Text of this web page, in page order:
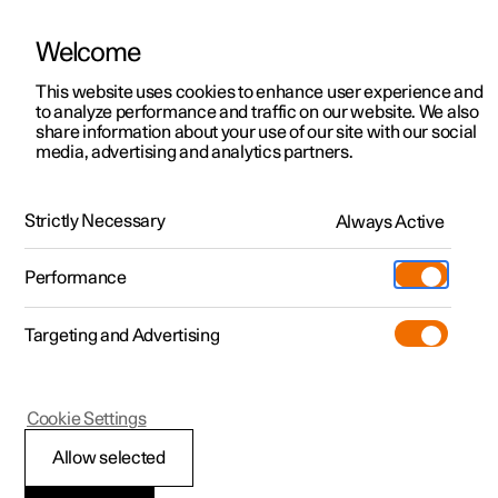
Polestar 2
Polestar 3
Polestar 4
Pre-owned
Shop
Meer
Testrit
Aanbiedingen voor
Testrit
Aanbiedingen voor
Polestar 4 coupé
Ontdek Polestar 4
Testrit
Bekijk onze stockwagens
Aanbiedingen voor
Ontdek Polestar 5
Over pre-owned
Pre-owned aanbiedingen
Aanbiedingen voor particulieren
Aanbiedingen voor
professionelen
Bekijk onze stockwagens
Configureer
Pre-owned
Testrit
Additionals
(Opent in een nieuw venster)
Experiences
Ontmoet ons
Servicepunten
Opladen
Support
HandleidingVideogalerijSoftware-updates
Road Sign Information
Polestar 2
Beperkingen van
Welcome
This website uses cookies to enhance user experience and
to analyze performance and traffic on our website. We also
share information about your use of our site with our social
media, advertising and analytics partners.
Strictly Necessary Always Active
Performance
Targeting and Advertising
Allow selected
Cookie Settings